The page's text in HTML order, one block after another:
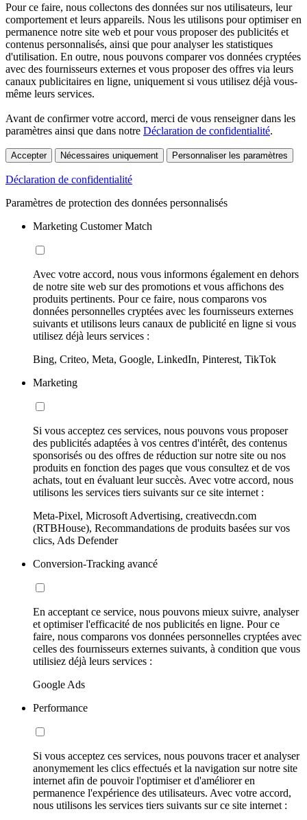
Pour ce faire, nous collectons des données sur nos utilisateurs, leur
comportement et leurs appareils. Nous les utilisons pour optimiser en
permanence notre site web et pour vous proposer des publicités et
contenus personnalisés, ainsi que pour analyser les statistiques
d'utilisation. En outre, nous pouvons comparer vos données cryptées
avec des fournisseurs externes et vous proposer des offres via leurs
canaux publicitaires en ligne, uniquement si vous utilisez déjà vous-
même leurs services.
Avant de confirmer votre accord, merci de vous renseigner dans les
paramètres ainsi que dans notre Déclaration de confidentialité.
Accepter Nécessaires uniquement Personnaliser les paramètres
Déclaration de confidentialité
Paramètres de protection des données personnalisés
Marketing Customer Match
Avec votre accord, nous vous informons également en dehors
de notre site web sur des promotions et vous affichons des
produits pertinents. Pour ce faire, nous comparons vos
données personnelles cryptées avec les fournisseurs externes
suivants et utilisons leurs canaux de publicité en ligne si vous
utilisez déjà leurs services :
Bing, Criteo, Meta, Google, LinkedIn, Pinterest, TikTok
Marketing
Si vous acceptez ces services, nous pouvons vous proposer
des publicités adaptées à vos centres d'intérêt, des contenus
sponsorisés ou des offres de réduction sur notre site ou nos
produits en fonction des pages que vous consultez et de vos
achats, tout en évaluant leur succès. Avec votre accord, nous
utilisons les services tiers suivants sur ce site internet :
Meta-Pixel, Microsoft Advertising, creativecdn.com
(RTBHouse), Recommandations de produits basées sur vos
clics, Ads Defender
Conversion-Tracking avancé
En acceptant ce service, nous pouvons mieux suivre, analyser
et optimiser l'efficacité de nos publicités en ligne. Pour ce
faire, nous comparons vos données personnelles cryptées avec
celles des fournisseurs externes suivants, à condition que vous
utilisiez déjà leurs services :
Google Ads
Performance
Si vous acceptez ces services, nous pouvons tracer et analyser
anonymement les clics effectués et la navigation sur notre site
internet afin de pouvoir l'optimiser et d'améliorer en
permanence l'expérience des utilisateurs. Avec votre accord,
nous utilisons les services tiers suivants sur ce site internet :